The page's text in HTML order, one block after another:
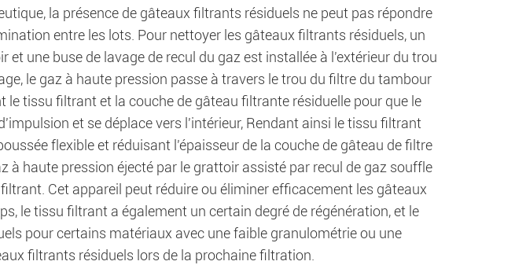
la présence de gâteaux filtrants résiduels ne peut pas répondre
entre les lots. Pour nettoyer les gâteaux filtrants résiduels, un
une buse de lavage de recul du gaz est installée à l'extérieur du trou
le gaz à haute pression passe à travers le trou du filtre du tambour
le tissu filtrant et la couche de gâteau filtrante résiduelle pour que le
et se déplace vers l'intérieur, Rendant ainsi le tissu filtrant
flexible et réduisant l'épaisseur de la couche de gâteau de filtre
à haute pression éjecté par le grattoir assisté par recul de gaz souffle
Cet appareil peut réduire ou éliminer efficacement les gâteaux
le tissu filtrant a également un certain degré de régénération, et le
pour certains matériaux avec une faible granulométrie ou une
filtrants résiduels lors de la prochaine filtration.